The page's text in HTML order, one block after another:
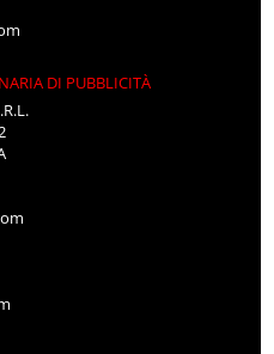
DI PUBBLICITÀ